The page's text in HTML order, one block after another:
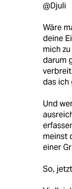
@Djuli
Wäre
deine
mich
darum
das ich
Und
meinst
einer
So,